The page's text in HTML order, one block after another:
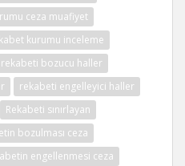
ceza muafiyet
kurumu inceleme
rekabeti bozucu haller
rekabeti engelleyici haller
Rekabeti sınırlayan
bozulması ceza
engellenmesi ceza